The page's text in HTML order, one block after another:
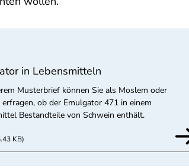
in Lebensmitteln
Musterbrief können Sie als Moslem oder
ob der Emulgator 471 in einem
Bestandteile von Schwein enthält.
KB)